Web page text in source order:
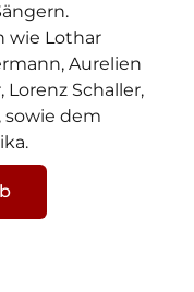
wie Lothar
Aurelien
Schaller,
sowie dem